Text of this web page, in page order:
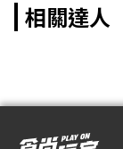
相關達人